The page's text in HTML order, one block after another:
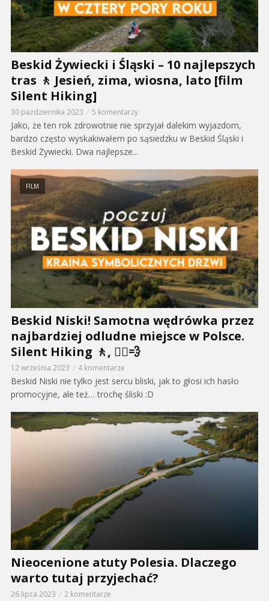
Beskid Żywiecki i Śląski – 10 najlepszych
tras 🚶 Jesień, zima, wiosna, lato [film
Silent Hiking]
30 października 2023 5 komentarzy
Jako, że ten rok zdrowotnie nie sprzyjał dalekim wyjazdom,
bardzo często wyskakiwałem po sąsiedzku w Beskid Śląski i
Beskid Żywiecki. Dwa najlepsze...
FILM
Beskid Niski! Samotna wędrówka przez
najbardziej odludne miejsce w Polsce.
Silent Hiking 🚶, 🚴‍♂️💨
12 września 2023 4 komentarze
Beskid Niski nie tylko jest sercu bliski, jak to głosi ich hasło
promocyjne, ale też… trochę śliski :D
Nieocenione atuty Polesia. Dlaczego
warto tutaj przyjechać?
26 lipca 2023 2 komentarze